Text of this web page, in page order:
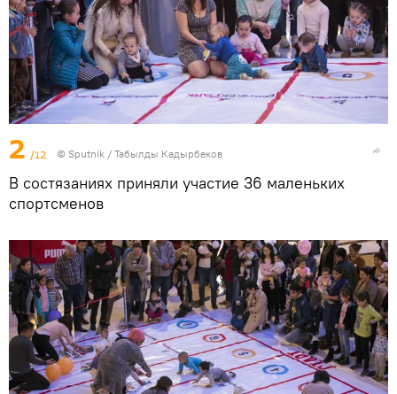
2 /12 © Sputnik / Табылды Кадырбеков
В состязаниях приняли участие 36 маленьких
спортсменов